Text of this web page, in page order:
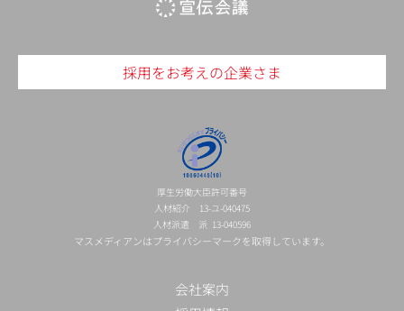
採用をお考えの企業さま
厚生労働大臣許可番号
人材紹介 13-ユ-040475
人材派遣 派 13-040596
マスメディアンはプライバシーマークを取得しています。
会社案内